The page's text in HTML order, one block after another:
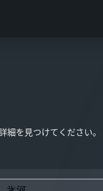
細を見つけてください